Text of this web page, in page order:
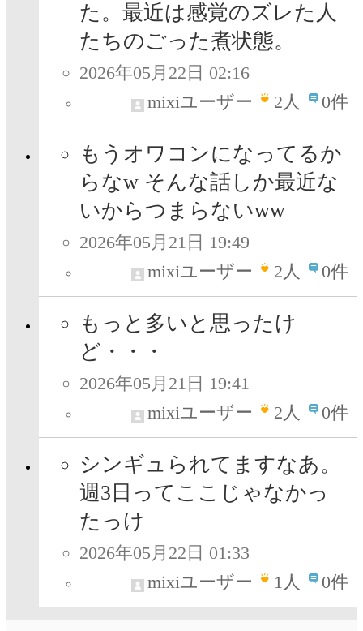
た。最近は感覚のズレた人
たちのごった煮状態。
2026年05月22日 02:16
mixiユーザー
2人 0件
もうオワコンになってるか
らなw そんな話しか最近な
いからつまらないww
2026年05月21日 19:49
mixiユーザー
2人 0件
もっと多いと思ったけ
ど・・・
2026年05月21日 19:41
mixiユーザー
2人 0件
シンギュられてますなあ。
週3日ってここじゃなかっ
たっけ
2026年05月22日 01:33
mixiユーザー
1人 0件